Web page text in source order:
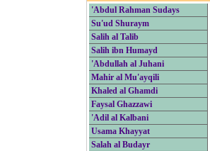
'Abdul Rahman Sudays
Su'ud Shuraym
Salih al Talib
Salih ibn Humayd
'Abdullah al Juhani
Mahir al Mu'ayqili
Khaled al Ghamdi
Faysal Ghazzawi
'Adil al Kalbani
Usama Khayyat
Salah al Budayr